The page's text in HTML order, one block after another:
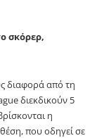
σκόρερ,
διαφορά από τη
διεκδικούν 5
η
θέση, που οδηγεί σε